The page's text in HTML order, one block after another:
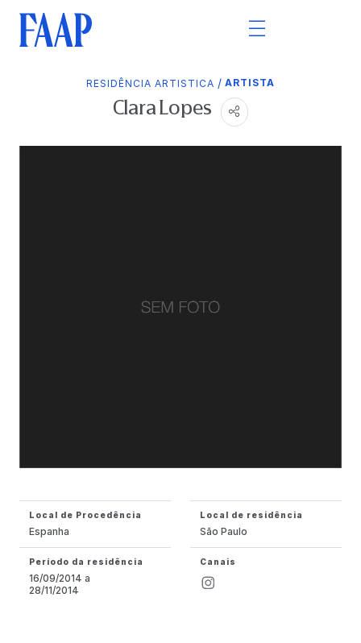
RESIDÊNCIA ARTISTICA / ARTISTA
Clara Lopes
Local de Procedência
Espanha
Local de residência
São Paulo
Período da residência
16/09/2014 a
28/11/2014
Canais